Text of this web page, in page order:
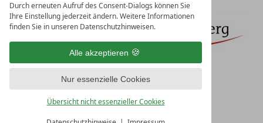
Durch erneuten Aufruf des Consent-Dialogs können Sie
Ihre Einstellung jederzeit ändern. Weitere Informationen
finden Sie in unseren Datenschutzhinweisen.
Alle akzeptieren
Nur essenzielle Cookies
Übersicht nicht essenzieller Cookies